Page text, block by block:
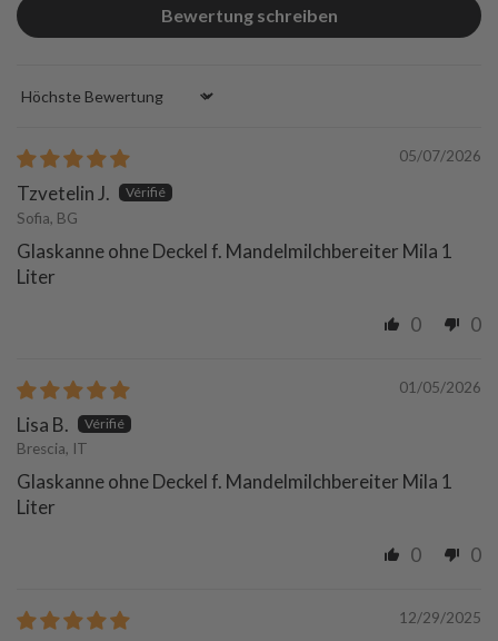
Bewertung schreiben
Sort by
05/07/2026
Tzvetelin J.
Sofia, BG
Glaskanne ohne Deckel f. Mandelmilchbereiter Mila 1
Liter
0 0
01/05/2026
Lisa B.
Brescia, IT
Glaskanne ohne Deckel f. Mandelmilchbereiter Mila 1
Liter
0 0
12/29/2025